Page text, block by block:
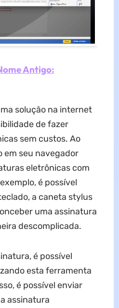
Antigo:
solução na internet
de fazer
sem custos. Ao
em seu navegador
eletrônicas com
é possível
a caneta stylus
uma assinatura
descomplicada.
é possível
esta ferramenta
é possível enviar
assinatura